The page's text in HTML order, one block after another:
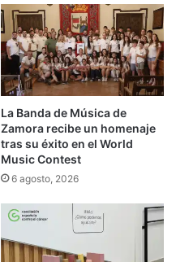
La Banda de Música de
Zamora recibe un homenaje
tras su éxito en el World
Music Contest
6 agosto, 2026